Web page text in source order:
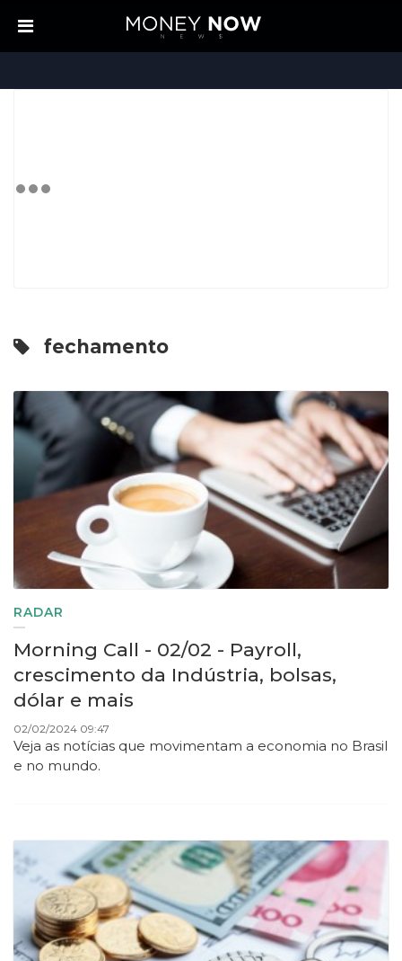
fechamento
RADAR
Morning Call - 02/02 - Payroll,
crescimento da Indústria, bolsas,
dólar e mais
02/02/2024 09:47
Veja as notícias que movimentam a economia no Brasil
e no mundo.